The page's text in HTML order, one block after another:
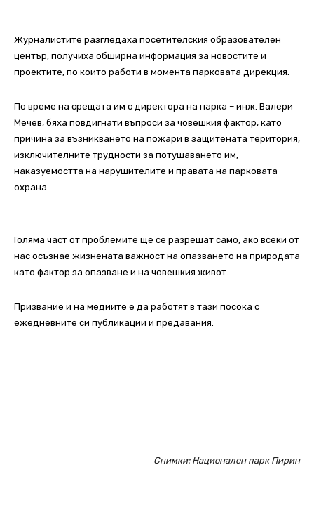
Журналистите разгледаха посетителския образователен
център, получиха обширна информация за новостите и
проектите, по които работи в момента парковата дирекция.
По време на срещата им с директора на парка – инж. Валери
Мечев, бяха повдигнати въпроси за човешкия фактор, като
причина за възникването на пожари в защитената територия,
изключителните трудности за потушаването им,
наказуемостта на нарушителите и правата на парковата
охрана.
Голяма част от проблемите ще се разрешат само, ако всеки от
нас осъзнае жизнената важност на опазването на природата
като фактор за опазване и на човешкия живот.
Призвание и на медиите е да работят в тази посока с
ежедневните си публикации и предавания.
Снимки: Национален парк Пирин